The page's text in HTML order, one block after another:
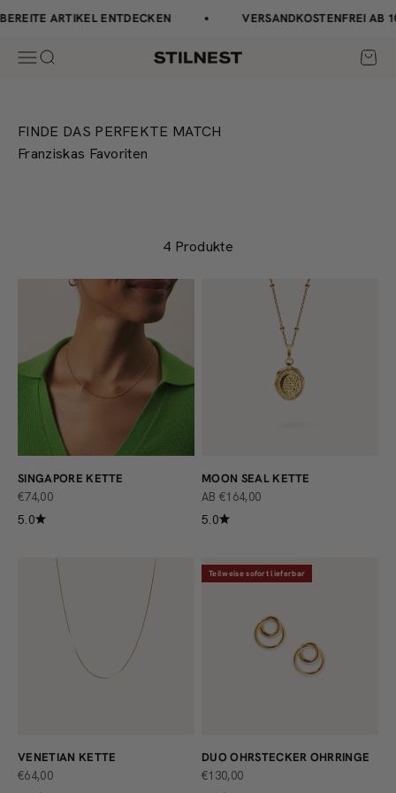
↵Zum Inhalt springen
↵Zum Menü springen
↵Fußzeile springen
↵Barrierefreiheits-Widget öffnen
Zum Inhalt springen
ARTIKEL ENTDECKEN VERSANDKOSTENFREI AB
Navigationsmenü öffnen
Suche öffnen Stilnest
FINDE DAS PERFEKTE MATCH
Franziskas Favoriten
4 Produkte
SINGAPORE KETTE
ANGEBOT
€74,00
5.0
MOON SEAL KETTE
ANGEBOT
AB €164,00
5.0
VENETIAN KETTE
ANGEBOT
€64,00
Teilweise sofort lieferbar
DUO OHRSTECKER OHRRINGE
ANGEBOT
€130,00